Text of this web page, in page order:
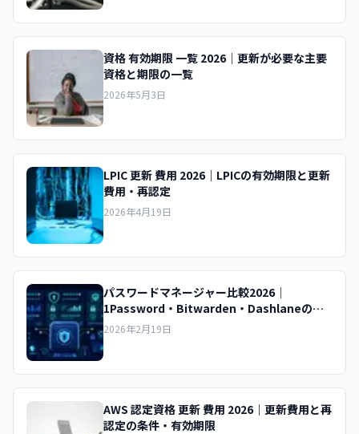
資格 有効期限 一覧 2026｜更新が必要な主要
資格と期限の一覧
2026年5月3日
LPIC 更新 費用 2026｜LPICの有効期限と更新
費用・再認定
2026年4月19日
パスワードマネージャー比較2026｜
1Password・Bitwarden・Dashlaneの実
用評価
2026年2月19日
AWS 認定資格 更新 費用 2026｜更新費用と再
認定の条件・有効期限